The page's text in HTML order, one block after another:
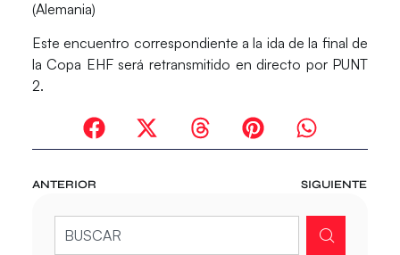
(Alemania)
Este encuentro correspondiente a la ida de la final de
la Copa EHF será retransmitido en directo por PUNT
2.
ANTERIOR SIGUIENTE